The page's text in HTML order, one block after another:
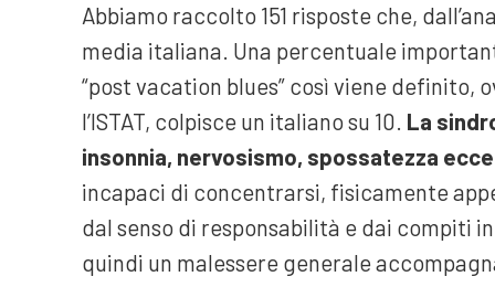
Abbiamo raccolto 151 risposte che,
media italiana. Una percentuale
“post vacation blues” così viene
l’ISTAT, colpisce un italiano su 10. La
insonnia, nervosismo, spossatezza
incapaci di concentrarsi, fisicamente
dal senso di responsabilità e dai compiti
quindi un malessere generale